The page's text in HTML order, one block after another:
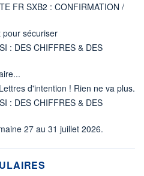
FR SXB2 : CONFIRMATION /
pour sécuriser
: DES CHIFFRES & DES
d'intention ! Rien ne va plus.
: DES CHIFFRES & DES
27 au 31 juillet 2026.